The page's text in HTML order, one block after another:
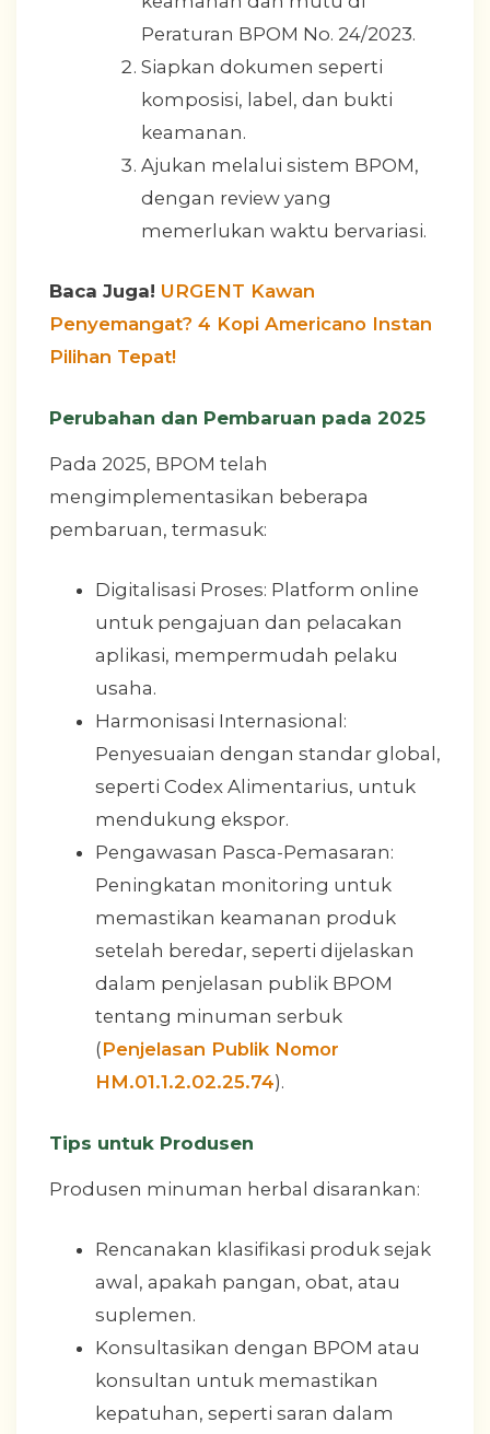
Peraturan BPOM No. 24/2023.
Siapkan dokumen seperti
komposisi, label, dan bukti
keamanan.
Ajukan melalui sistem BPOM,
dengan review yang
memerlukan waktu bervariasi.
Baca Juga! URGENT Kawan
Penyemangat? 4 Kopi Americano Instan
Pilihan Tepat!
Perubahan dan Pembaruan pada 2025
Pada 2025, BPOM telah
mengimplementasikan beberapa
pembaruan, termasuk:
Digitalisasi Proses: Platform online
untuk pengajuan dan pelacakan
aplikasi, mempermudah pelaku
usaha.
Harmonisasi Internasional:
Penyesuaian dengan standar global,
seperti Codex Alimentarius, untuk
mendukung ekspor.
Pengawasan Pasca-Pemasaran:
Peningkatan monitoring untuk
memastikan keamanan produk
setelah beredar, seperti dijelaskan
dalam penjelasan publik BPOM
tentang minuman serbuk
(Penjelasan Publik Nomor
HM.01.1.2.02.25.74).
Tips untuk Produsen
Produsen minuman herbal disarankan:
Rencanakan klasifikasi produk sejak
awal, apakah pangan, obat, atau
suplemen.
Konsultasikan dengan BPOM atau
konsultan untuk memastikan
kepatuhan, seperti saran dalam